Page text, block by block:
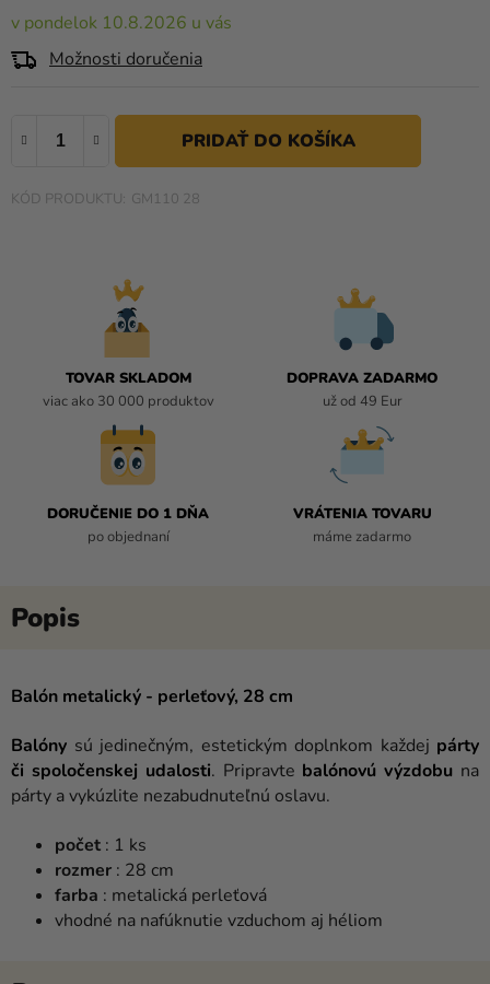
Sviatky
Kreatívne
Personalizované
produkty
Témy
Blog
Kontakt
5
hviezdičiek.
v pondelok 10.8.2026 u vás
Možnosti doručenia
GM110 28
TOVAR SKLADOM
viac ako 30 000 produktov
DOPRAVA ZADARMO
už od 49 Eur
DORUČENIE DO 1 DŇA
po objednaní
VRÁTENIA TOVARU
máme zadarmo
Balón metalický - perleťový, 28 cm
Balóny sú jedinečným, estetickým doplnkom každej párty
či spoločenskej udalosti. Pripravte balónovú výzdobu na
párty a vykúzlite nezabudnuteľnú oslavu.
počet : 1 ks
rozmer : 28 cm
farba : metalická perleťová
vhodné na nafúknutie vzduchom aj héliom